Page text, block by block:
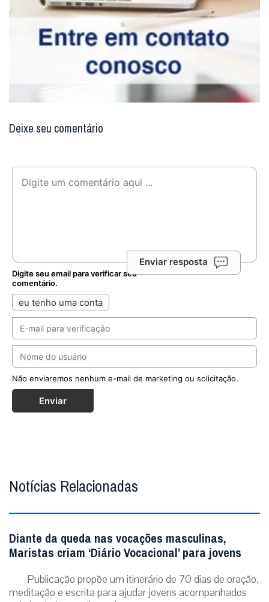
Deixe seu comentário
Enviar resposta
Digite seu email para verificar seu
comentário.
eu tenho uma conta
Não enviaremos nenhum e-mail de marketing ou solicitação.
Enviar
Notícias Relacionadas
Diante da queda nas vocações masculinas,
Maristas criam ‘Diário Vocacional’ para jovens
Publicação propõe um itinerário de 70 dias de oração,
meditação e escrita para ajudar jovens acompanhados